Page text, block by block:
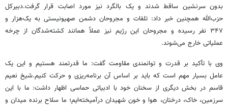
بدون سرنشین ساقط شدند و یک بالگرد نیز مورد اصابت قرار گرفت.دبیرکل
حزب‌الله همچنین خبر داد: تلفات و مجروحان دشمن صهیونیستی به یک‌هزار و
۳۴۷ نفر رسیده و مجروحان این رژیم نیز عملاً همانند کشته‌شدگان از چرخه
عملیاتی خارج می‌شوند.
وی با تأکید بر قدرت و توانمندی مقاومت گفت: ما قدرتمند هستیم و این یک
عامل بسیار مهم است که باید بر اساس آن برنامه‌ریزی و حرکت کنیم.شیخ نعیم
قاسم در بخش دیگری از سخنان خود با ادبیاتی حماسی اظهار داشت: ما با این
سرزمین، خاک، درختان، هوا و خون شهیدان درآمیخته‌ایم؛ ما سلاح برنده میدان و